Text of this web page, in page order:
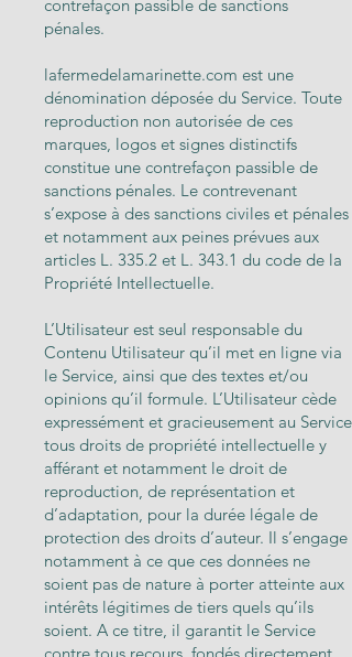
contrefaçon passible de sanctions
pénales.
lafermedelamarinette.com est une
dénomination déposée du Service. Toute
reproduction non autorisée de ces
marques, logos et signes distinctifs
constitue une contrefaçon passible de
sanctions pénales. Le contrevenant
s’expose à des sanctions civiles et pénales
et notamment aux peines prévues aux
articles L. 335.2 et L. 343.1 du code de la
Propriété Intellectuelle.
L’Utilisateur est seul responsable du
Contenu Utilisateur qu’il met en ligne via
le Service, ainsi que des textes et/ou
opinions qu’il formule. L’Utilisateur cède
expressément et gracieusement au Service
tous droits de propriété intellectuelle y
afférant et notamment le droit de
reproduction, de représentation et
d’adaptation, pour la durée légale de
protection des droits d’auteur. Il s’engage
notamment à ce que ces données ne
soient pas de nature à porter atteinte aux
intérêts légitimes de tiers quels qu’ils
soient. A ce titre, il garantit le Service